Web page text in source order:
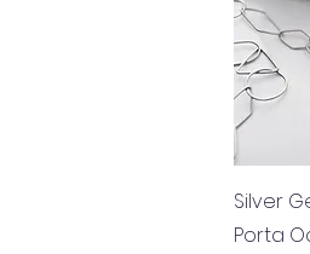
Silver
Porta